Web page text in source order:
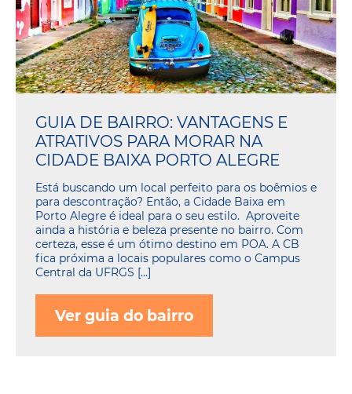
GUIA DE BAIRRO: VANTAGENS E
ATRATIVOS PARA MORAR NA
CIDADE BAIXA PORTO ALEGRE
Está buscando um local perfeito para os boêmios e
para descontração? Então, a Cidade Baixa em
Porto Alegre é ideal para o seu estilo. Aproveite
ainda a história e beleza presente no bairro. Com
certeza, esse é um ótimo destino em POA. A CB
fica próxima a locais populares como o Campus
Central da UFRGS […]
Ver guia do bairro